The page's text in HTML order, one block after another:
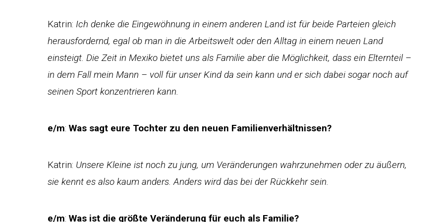
Katrin: Ich denke die Eingewöhnung in einem anderen Land ist für beide Parteien gleich
herausfordernd, egal ob man in die Arbeitswelt oder den Alltag in einem neuen Land
einsteigt. Die Zeit in Mexiko bietet uns als Familie aber die Möglichkeit, dass ein Elternteil –
in dem Fall mein Mann – voll für unser Kind da sein kann und er sich dabei sogar noch auf
seinen Sport konzentrieren kann.
e/m: Was sagt eure Tochter zu den neuen Familienverhältnissen?
Katrin: Unsere Kleine ist noch zu jung, um Veränderungen wahrzunehmen oder zu äußern,
sie kennt es also kaum anders. Anders wird das bei der Rückkehr sein.
e/m: Was ist die größte Veränderung für euch als Familie?